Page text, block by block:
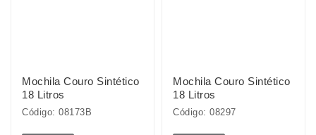
Mochila Couro Sintético
18 Litros
Código: 08173B
Mochila Couro Sintético
18 Litros
Código: 08297